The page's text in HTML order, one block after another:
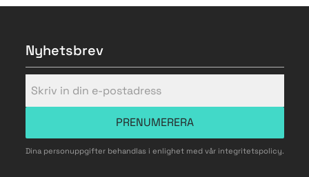
Nyhetsbrev
PRENUMERERA
Dina personuppgifter behandlas i enlighet med vår integritetspolicy.